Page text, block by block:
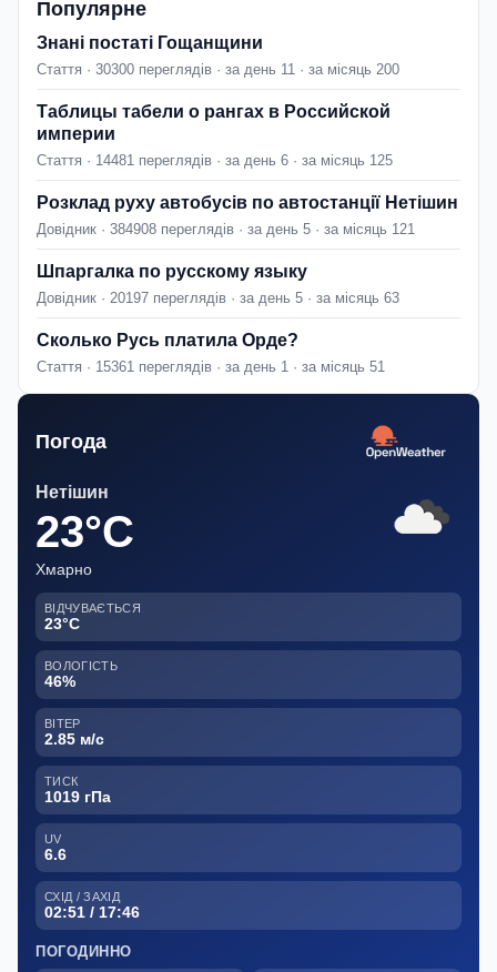
Популярне
Знані постаті Гощанщини
Стаття · 30300 переглядів · за день 11 · за місяць 200
Таблицы табели о рангах в Российской
империи
Стаття · 14481 переглядів · за день 6 · за місяць 125
Розклад руху автобусів по автостанції Нетішин
Довідник · 384908 переглядів · за день 5 · за місяць 121
Шпаргалка по русскому языку
Довідник · 20197 переглядів · за день 5 · за місяць 63
Сколько Русь платила Орде?
Стаття · 15361 переглядів · за день 1 · за місяць 51
Погода
Нетішин
23°C
Хмарно
ВІДЧУВАЄТЬСЯ
23°C
ВОЛОГІСТЬ
46%
ВІТЕР
2.85 м/с
ТИСК
1019 гПа
UV
6.6
СХІД / ЗАХІД
02:51 / 17:46
ПОГОДИННО